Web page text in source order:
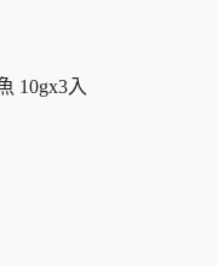
10gx3入